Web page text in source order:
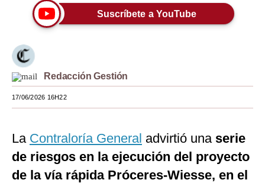
Viajes
Moda
Estilos
Mundo
EEUU
España
Internacional
Suscríbete a YouTube
Redacción Gestión
17/06/2026 16H22
La Contraloría General advirtió una serie
de riesgos en la ejecución del proyecto
de la vía rápida Próceres-Wiesse, en el